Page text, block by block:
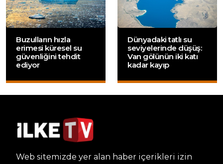
Buzulların hızla
erimesi küresel su
güvenliğini tehdit
ediyor
Dünyadaki tatlı su
seviyelerinde düşüş:
Van gölünün iki katı
kadar kayıp
Web sitemizde yer alan haber içerikleri izin